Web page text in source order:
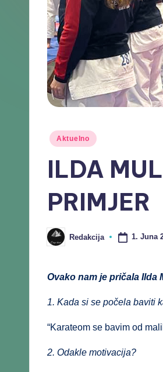
Aktuelno
ILDA
PRIMJER
Redakcija 1. Juna
Ovako nam je pričala Ilda
1. Kada si se počela baviti
“Karateom se bavim od
2. Odakle motivacija?